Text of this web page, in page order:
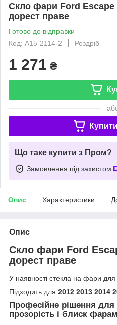
Скло фари Ford Escape
дорест праве
Готово до відправки
Код: A15-2114-2
Роздріб
1 271 ₴
Що таке купити з Пром?
Замовлення під захистом
Опис Характеристики
Опис
Скло фари Ford
дорест праве
У наявності стекла на фари для
Підходить для 2012 2013 2014
Професійне рішення для
прозорість і блиск